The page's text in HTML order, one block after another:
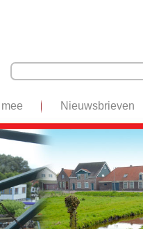
Nieuwsbrieven